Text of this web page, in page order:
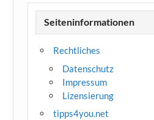
Seiteninformationen
Rechtliches
Datenschutz
Impressum
Lizensierung
tipps4you.net